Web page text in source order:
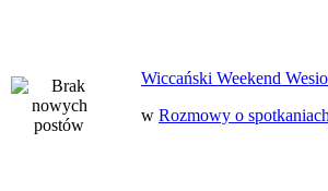
Wiccański Weekend
w Rozmowy o spotkaniach